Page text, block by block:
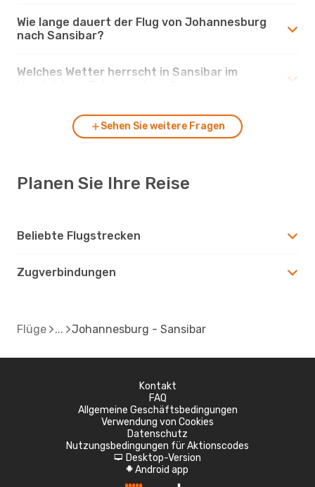
Wie lange dauert der Flug von Johannesburg
nach Sansibar?
Welches Wetter herrscht in Sansibar im
Sehen Sie weitere Fragen
Planen Sie Ihre Reise
Beliebte Flugstrecken
Zugverbindungen
Flüge Johannesburg - Sansibar
Kontakt
FAQ
Allgemeine Geschäftsbedingungen
Verwendung von Cookies
Datenschutz
Nutzungsbedingungen für Aktionscodes
d Desktop-Version
A Android app